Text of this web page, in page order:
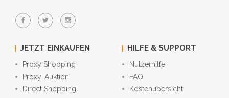
JETZT EINKAUFEN
Proxy Shopping
Proxy-Auktion
Direct Shopping
HILFE & SUPPORT
Nutzerhilfe
FAQ
Kostenübersicht